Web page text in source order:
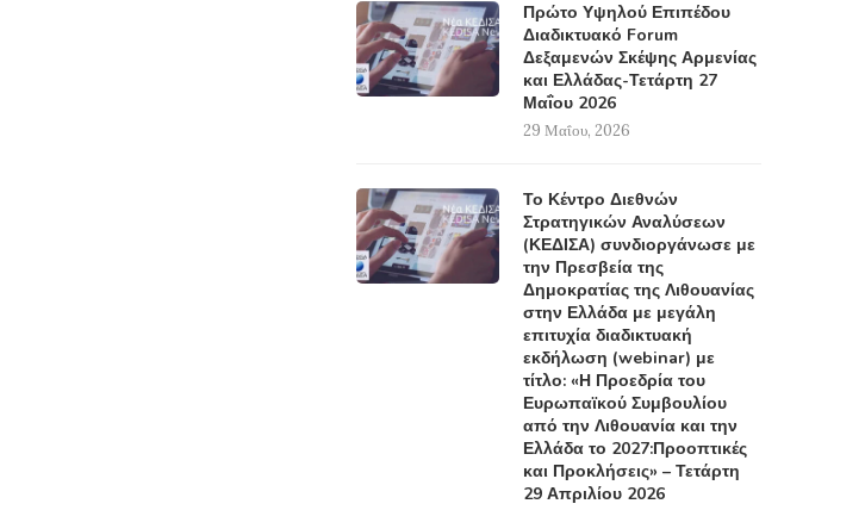
Πρώτο Υψηλού Επιπέδου
Διαδικτυακό Forum
Δεξαμενών Σκέψης Αρμενίας
και Ελλάδας-Τετάρτη 27
Μαΐου 2026
29 Μαΐου, 2026
Το Κέντρο Διεθνών
Στρατηγικών Αναλύσεων
(ΚΕΔΙΣΑ) συνδιοργάνωσε με
την Πρεσβεία της
Δημοκρατίας της Λιθουανίας
στην Ελλάδα με μεγάλη
επιτυχία διαδικτυακή
εκδήλωση (webinar) με
τίτλο: «Η Προεδρία του
Ευρωπαϊκού Συμβουλίου
από την Λιθουανία και την
Ελλάδα το 2027:Προοπτικές
και Προκλήσεις» – Τετάρτη
29 Απριλίου 2026